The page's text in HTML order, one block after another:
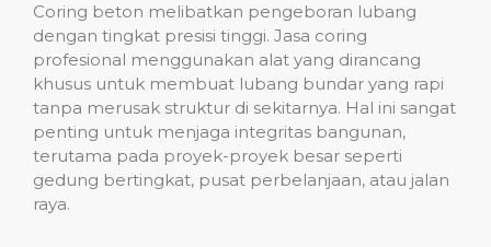
Coring beton melibatkan pengeboran lubang
dengan tingkat presisi tinggi. Jasa coring
profesional menggunakan alat yang dirancang
khusus untuk membuat lubang bundar yang rapi
tanpa merusak struktur di sekitarnya. Hal ini sangat
penting untuk menjaga integritas bangunan,
terutama pada proyek-proyek besar seperti
gedung bertingkat, pusat perbelanjaan, atau jalan
raya.